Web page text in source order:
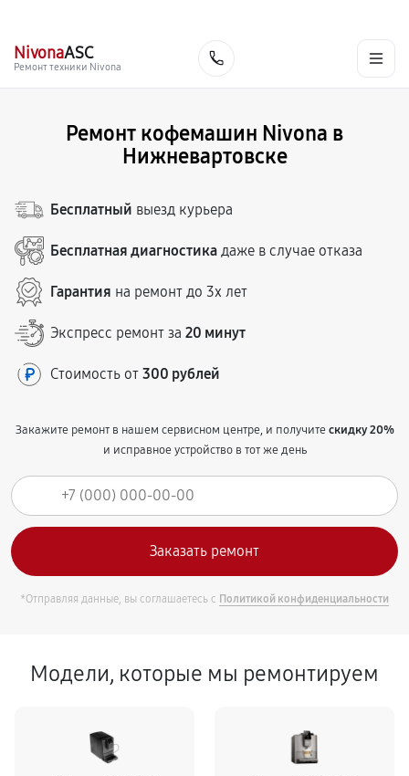
NivonaASC
Ремонт техники Nivona
Ремонт кофемашин Nivona в
Нижневартовске
Бесплатный выезд курьера
Бесплатная диагностика даже в случае отказа
Гарантия на ремонт до 3х лет
Экспресс ремонт за 20 минут
Стоимость от 300 рублей
Закажите ремонт в нашем сервисном центре, и получитескидку 20%
и исправное устройство в тот же день
*Отправляя данные, вы соглашаетесь с Политикой конфиденциальности
Модели, которые мы ремонтируем